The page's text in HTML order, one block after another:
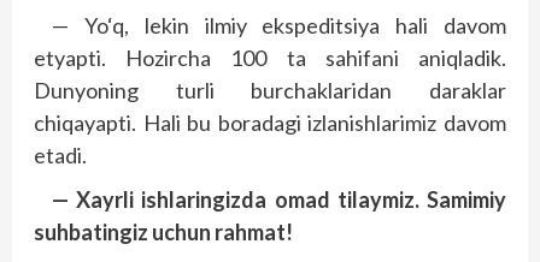
— Yo‘q, lekin ilmiy ekspeditsiya hali davom
etyapti. Hozircha 100 ta sahifani aniqladik.
Dunyoning turli burchaklaridan daraklar
chiqayapti. Hali bu boradagi izlanishlarimiz davom
etadi.
— Xayrli ishlaringizda omad tilaymiz. Samimiy
suhbatingiz uchun rahmat!